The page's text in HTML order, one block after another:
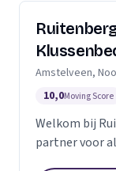
Amstelveen,
10,0Moving Score
Welkom bij
partner voor